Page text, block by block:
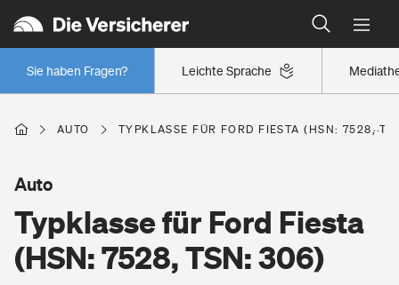
Leichte Sprache
Sie haben Fragen?
Wer versichert was: Jetzt Versicherer finden
Regionalklassen: So ist Ihre Region eingestuft
Wer versichert was: Jetzt Versicherer finden
Berufsunfähigkeitsversicherung
Erwerbsunfähigkeitsversicherung
Wohnen
AUTO TYPKLASSE FÜR FORD FIESTA (HSN: 7528,
Typklasse für Ford Fiesta
(HSN: 7528, TSN: 306)
Auto